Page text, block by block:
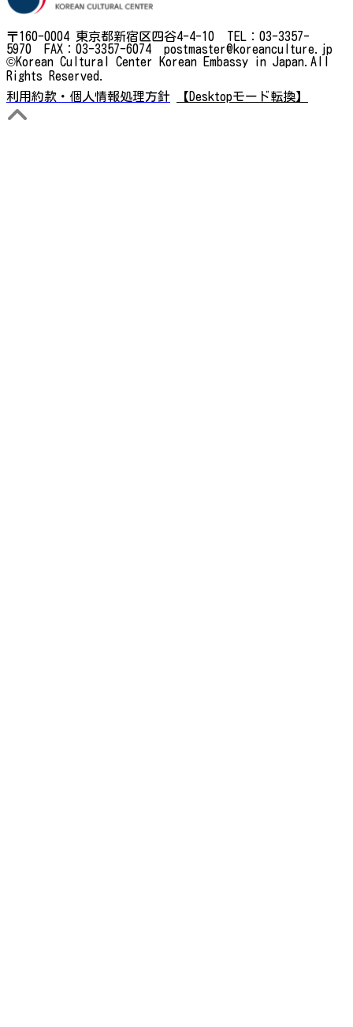
〒160-0004 東京都新宿区四谷4-4-10 TEL：03-3357-
5970 FAX：03-3357-6074 postmaster@koreanculture.jp
©Korean Cultural Center Korean Embassy in Japan.All
Rights Reserved.
利用約款・個人情報処理方針
【Desktopモード転換】